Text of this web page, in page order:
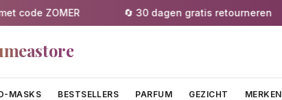
ZOMER 🔄 30 dagen gratis retourneren
MASKS BESTSELLERS PARFUM GEZICHT MERKEN